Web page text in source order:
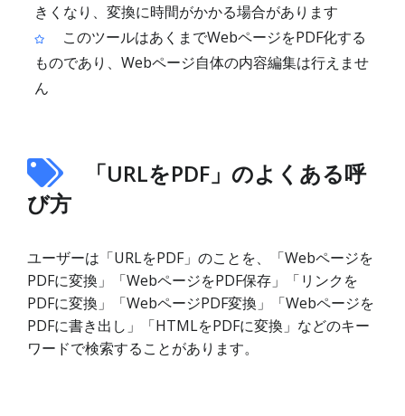
きくなり、変換に時間がかかる場合があります
このツールはあくまでWebページをPDF化する
ものであり、Webページ自体の内容編集は行えませ
ん
「URLをPDF」のよくある呼
び方
ユーザーは「URLをPDF」のことを、「Webページを
PDFに変換」「WebページをPDF保存」「リンクを
PDFに変換」「WebページPDF変換」「Webページを
PDFに書き出し」「HTMLをPDFに変換」などのキー
ワードで検索することがあります。